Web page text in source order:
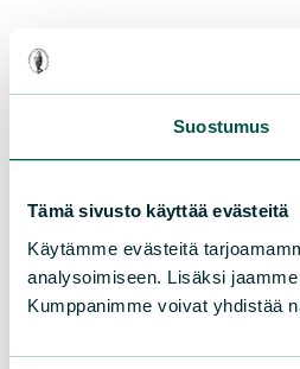
Suostumus
Tämä sivusto käyttää evästeitä
Käytämme evästeitä
analysoimiseen. Lisäksi
Kumppanimme voivat yhdistää